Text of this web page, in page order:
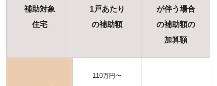
補助対象
住宅
1戸あたり
の補助額
が伴う場合
の補助額の
加算額
110万円〜